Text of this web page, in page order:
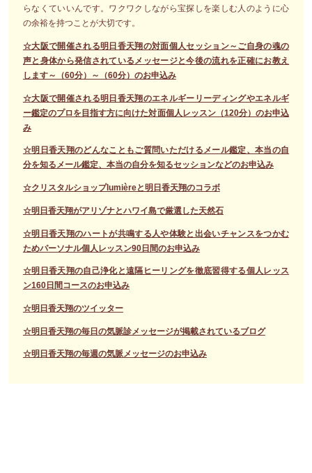
らなくていいんです。ワクワクしながら宝探しを楽しむ人のように心
の余裕を持つことが大切です。
☆大阪で開催される明日香天翔の対面個人セッション～ご自身の魂の
声と身体から発信されているメッセージと今後の流れを正確にお教え
します～（60分）～（60分）のお申込み
☆大阪で開催される明日香天翔のエネルギーリーディングやエネルギ
ー鑑定のプロを目指す方に向けた対面個人レッスン（120分）のお申込
み
☆明日香天翔のどんなこともご質問いただけるメール鑑定、本当の自
分を知るメール鑑定、本当の自分を知るセッションなどのお申込み
☆クリスタルショップlumièreと明日香天翔のコラボ
☆明日香天翔がアリゾナとハワイ島で厳選した天然石
☆明日香天翔のハートが共鳴する人や体験と出会いチャンスをつかむ
ためパーソナル個人レッスン90日間のお申込み
☆明日香天翔の自己浄化と遠隔ヒーリングを徹底習得する個人レッス
ン160日間コースのお申込み
☆明日香天翔のツイッター
☆明日香天翔の毎日の気脈診メッセージが掲載されているブログ
☆明日香天翔の毎週の気脈メッセージのお申込み